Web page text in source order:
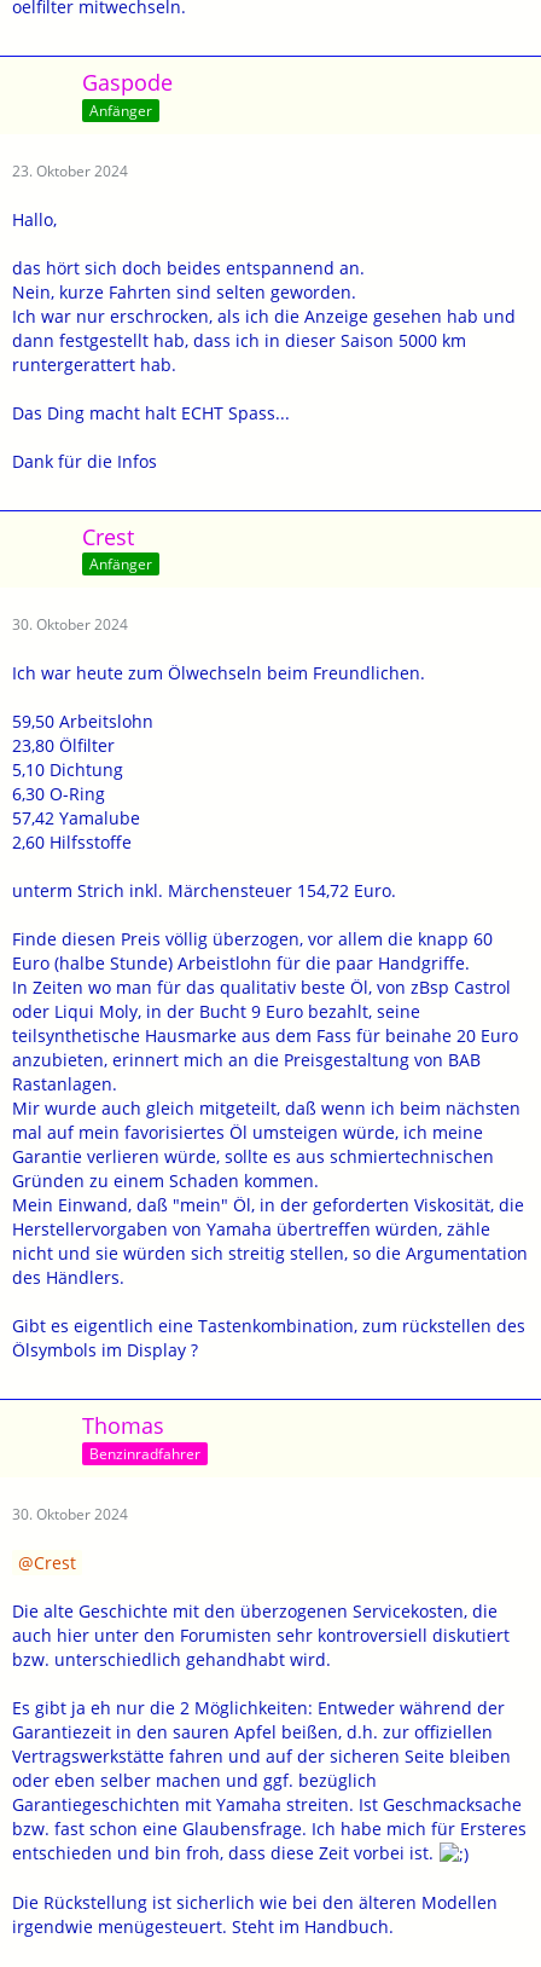
oelfilter mitwechseln.
Gaspode
Anfänger
23. Oktober 2024
Hallo,
das hört sich doch beides entspannend an.
Nein, kurze Fahrten sind selten geworden.
Ich war nur erschrocken, als ich die Anzeige gesehen hab und
dann festgestellt hab, dass ich in dieser Saison 5000 km
runtergerattert hab.
Das Ding macht halt ECHT Spass...
Dank für die Infos
Crest
Anfänger
30. Oktober 2024
Ich war heute zum Ölwechseln beim Freundlichen.
59,50 Arbeitslohn
23,80 Ölfilter
5,10 Dichtung
6,30 O-Ring
57,42 Yamalube
2,60 Hilfsstoffe
unterm Strich inkl. Märchensteuer 154,72 Euro.
Finde diesen Preis völlig überzogen, vor allem die knapp 60
Euro (halbe Stunde) Arbeistlohn für die paar Handgriffe.
In Zeiten wo man für das qualitativ beste Öl, von zBsp Castrol
oder Liqui Moly, in der Bucht 9 Euro bezahlt, seine
teilsynthetische Hausmarke aus dem Fass für beinahe 20 Euro
anzubieten, erinnert mich an die Preisgestaltung von BAB
Rastanlagen.
Mir wurde auch gleich mitgeteilt, daß wenn ich beim nächsten
mal auf mein favorisiertes Öl umsteigen würde, ich meine
Garantie verlieren würde, sollte es aus schmiertechnischen
Gründen zu einem Schaden kommen.
Mein Einwand, daß "mein" Öl, in der geforderten Viskosität, die
Herstellervorgaben von Yamaha übertreffen würden, zähle
nicht und sie würden sich streitig stellen, so die Argumentation
des Händlers.
Gibt es eigentlich eine Tastenkombination, zum rückstellen des
Ölsymbols im Display ?
Thomas
Benzinradfahrer
30. Oktober 2024
Crest
Die alte Geschichte mit den überzogenen Servicekosten, die
auch hier unter den Forumisten sehr kontroversiell diskutiert
bzw. unterschiedlich gehandhabt wird.
Es gibt ja eh nur die 2 Möglichkeiten: Entweder während der
Garantiezeit in den sauren Apfel beißen, d.h. zur offiziellen
Vertragswerkstätte fahren und auf der sicheren Seite bleiben
oder eben selber machen und ggf. bezüglich
Garantiegeschichten mit Yamaha streiten. Ist Geschmacksache
bzw. fast schon eine Glaubensfrage. Ich habe mich für Ersteres
entschieden und bin froh, dass diese Zeit vorbei ist.
Die Rückstellung ist sicherlich wie bei den älteren Modellen
irgendwie menügesteuert. Steht im Handbuch.